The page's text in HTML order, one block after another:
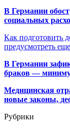
В Германии
социальных
Как подготовить
предусмотреть
В Германии
браков —
Медицинская
новые законы,
Рубрики